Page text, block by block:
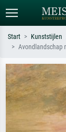
Zoek op kunstenaar,
Monet, Sterrennacht,
Hokusai-golf,
Start Kunststijlen
Avondlandschap